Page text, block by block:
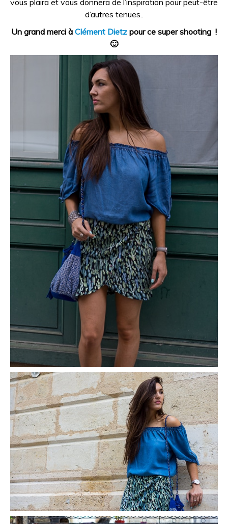
vous plaira et vous donnera de l’inspiration pour peut-être
d’autres tenues..
Un grand merci à Clément Dietz pour ce super shooting !
🙂